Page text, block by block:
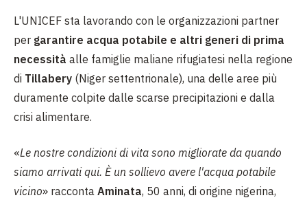
L'UNICEF sta lavorando con le organizzazioni partner
per garantire acqua potabile e altri generi di prima
necessità alle famiglie maliane rifugiatesi nella regione
di Tillabery (Niger settentrionale), una delle aree più
duramente colpite dalle scarse precipitazioni e dalla
crisi alimentare.
«Le nostre condizioni di vita sono migliorate da quando
siamo arrivati qui. È un sollievo avere l'acqua potabile
vicino» racconta Aminata, 50 anni, di origine nigerina,